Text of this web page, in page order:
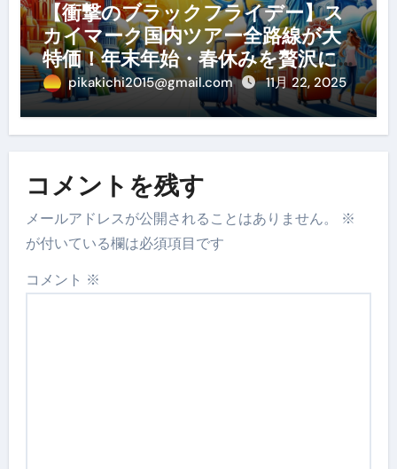
【衝撃のブラックフライデー】ス
カイマーク国内ツアー全路線が大
特価！年末年始・春休みを贅沢に
過ごす賢い予約ガイド
pikakichi2015@gmail.com 11月 22, 2025
コメントを残す
メールアドレスが公開されることはありません。
※
が付いている欄は必須項目です
コメント ※